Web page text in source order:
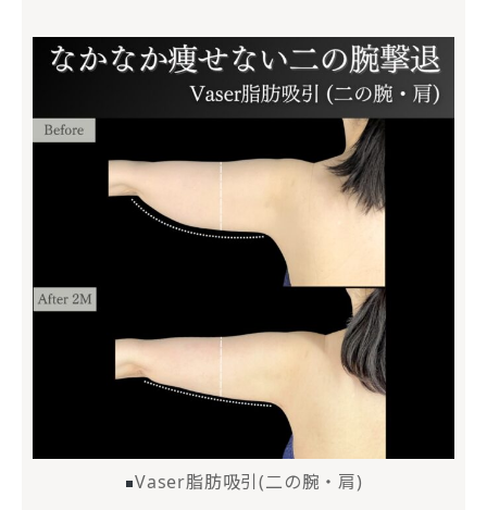
mycli.ebisu
7月 18
Vaser脂肪吸引(二の腕・肩)